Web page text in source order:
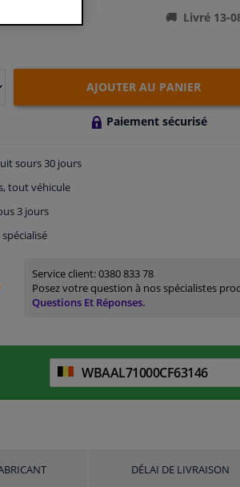
Livré 13-
AJOUTER AU PANIER
Paiement sécurisé
sours 30 jours
tout véhicule
3 jours
Service client:0380 833 78
Posez votre question à nos spécialistes
Questions Et Réponses.
DÉLAI DE LIVRAISON